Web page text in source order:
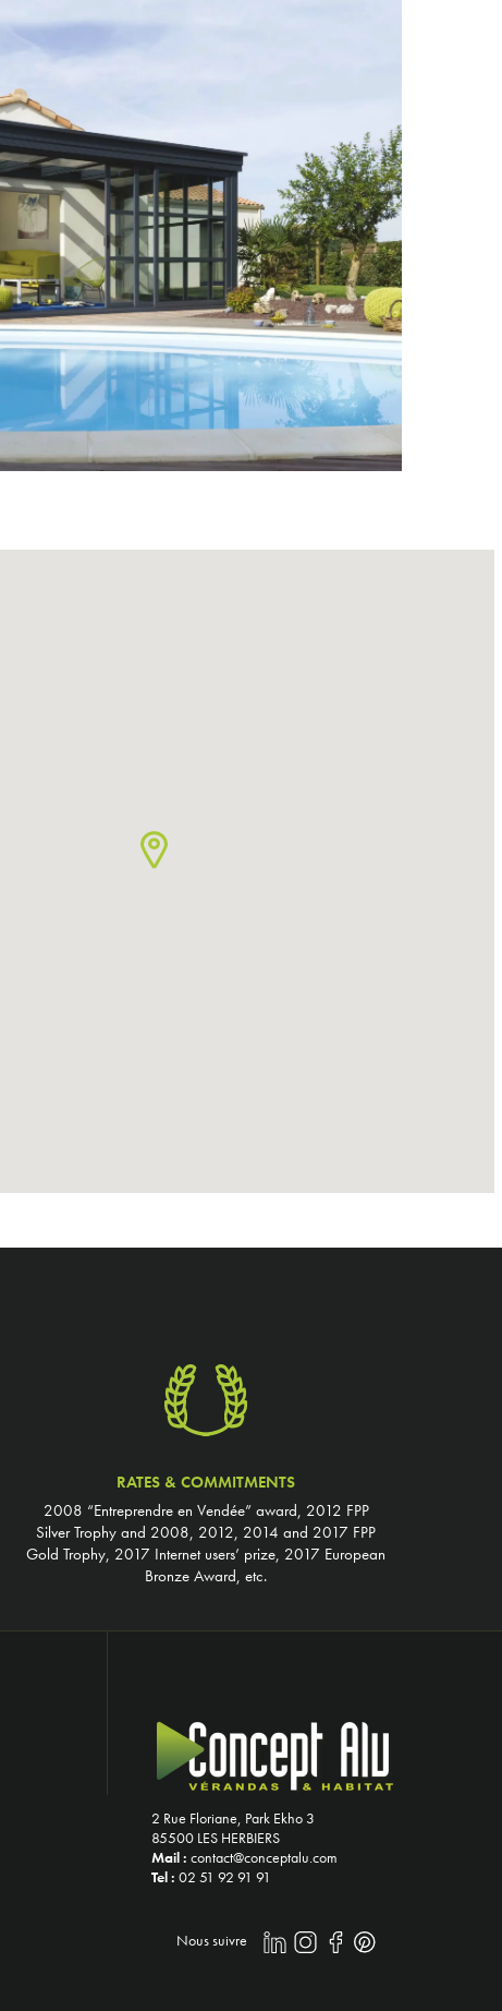
RATES & COMMITMENTS
2008 “Entreprendre en Vendée” award, 2012 FPP
Silver Trophy and 2008, 2012, 2014 and 2017 FPP
Gold Trophy, 2017 Internet users’ prize, 2017 European
Bronze Award, etc.
2 Rue Floriane, Park Ekho 3
85500 LES HERBIERS
Mail : contact@conceptalu.com
Tel : 02 51 92 91 91
Nous suivre